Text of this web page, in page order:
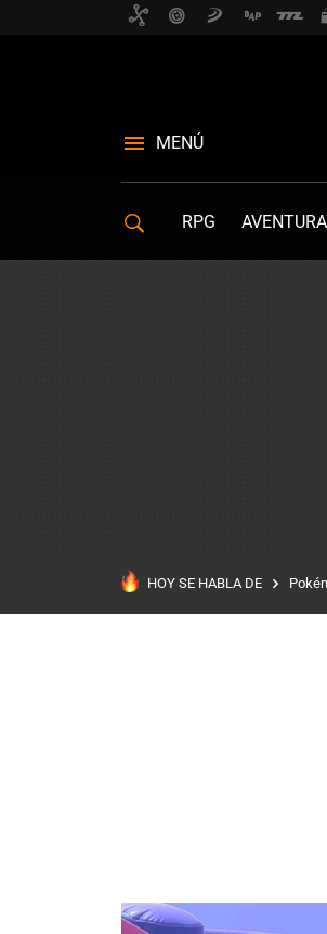
MENÚ
RPG AVENTURA
HOY SE HABLA DE